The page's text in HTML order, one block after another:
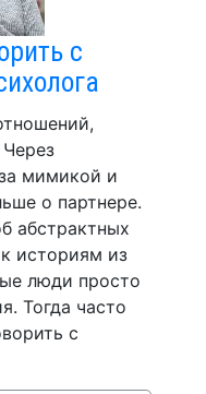
с
мимикой и
о партнере.
абстрактных
историям из
люди просто
Тогда часто
с